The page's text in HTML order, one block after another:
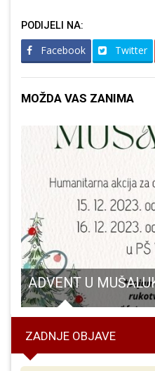
PODIJELI NA:
Facebook Twitter
MOŽDA VAS ZANIMA
ZADNJE OBJAVE